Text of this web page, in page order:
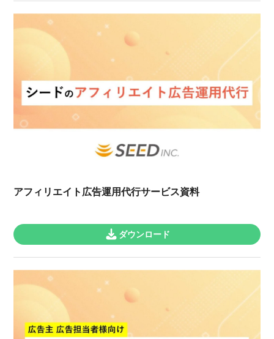
アフィリエイト広告運用代行サービス資料
ダウンロード